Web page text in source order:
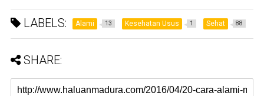
LABELS: Alami 13 Kesehatan Usus 1 Sehat 88
SHARE: